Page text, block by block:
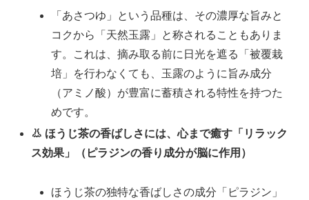
「あさつゆ」という品種は、その濃厚な旨みと
コクから「天然玉露」と称されることもありま
す。これは、摘み取る前に日光を遮る「被覆栽
培」を行わなくても、玉露のように旨み成分
（アミノ酸）が豊富に蓄積される特性を持つた
めです。
👃 ほうじ茶の香ばしさには、心まで癒す「リラック
ス効果」（ピラジンの香り成分が脳に作用）
ほうじ茶の独特な香ばしさの成分「ピラジン」